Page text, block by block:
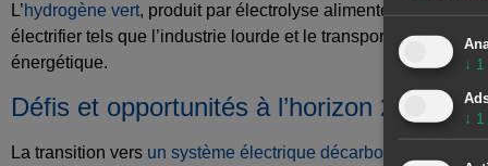
L’hydrogène vert, produit par électrolyse alimentée par de
électrifier tels que l’industrie lourde et le transport maritime et
énergétique.
Défis et opportunités à l’horizon 2050
La transition vers un système électrique décarboné
↓ 1
↓ 1